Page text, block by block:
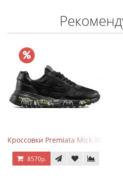
Кроссовки Premiata Mick Black
8570р.